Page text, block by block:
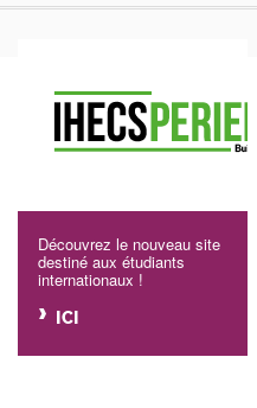
Découvrez le nouveau site
destiné aux étudiants
internationaux !
ICI